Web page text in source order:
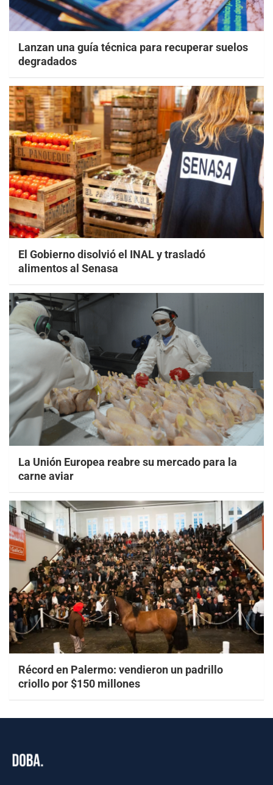
Lanzan una guía técnica para recuperar suelos
degradados
El Gobierno disolvió el INAL y trasladó
alimentos al Senasa
La Unión Europea reabre su mercado para la
carne aviar
Récord en Palermo: vendieron un padrillo
criollo por $150 millones